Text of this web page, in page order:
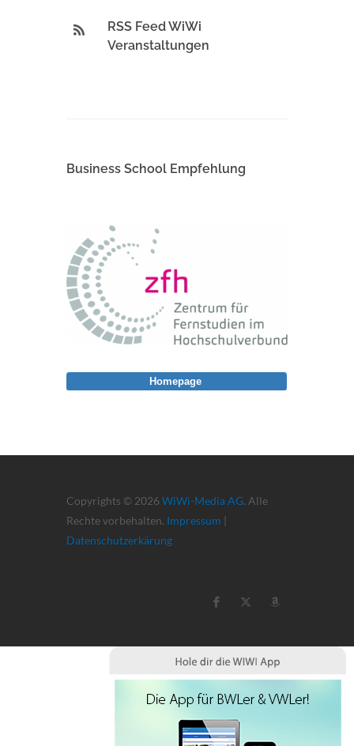
RSS Feed WiWi
Veranstaltungen
Business School Empfehlung
Copyrights © 2026 WiWi-Media AG. Alle
Rechte vorbehalten. Impressum |
Datenschutzerkärung
Homepage